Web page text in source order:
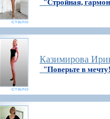
"Стройная,
Казимирова
"Поверьте в